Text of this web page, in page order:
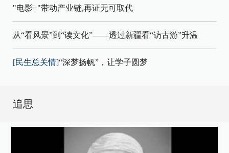
"电影+"带动产业链,再证无可取代
从“看风景”到“读文化”——透过新疆看“访古游”升温
[民生总关情]“深梦扬帆”，让学子圆梦
追思